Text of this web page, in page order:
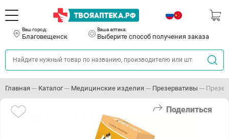
Ваш город:
Благовещенск
Ваша аптека:
Выберите способ получения заказа
Главная Каталог Медицинские изделия Презервативы
Поделиться